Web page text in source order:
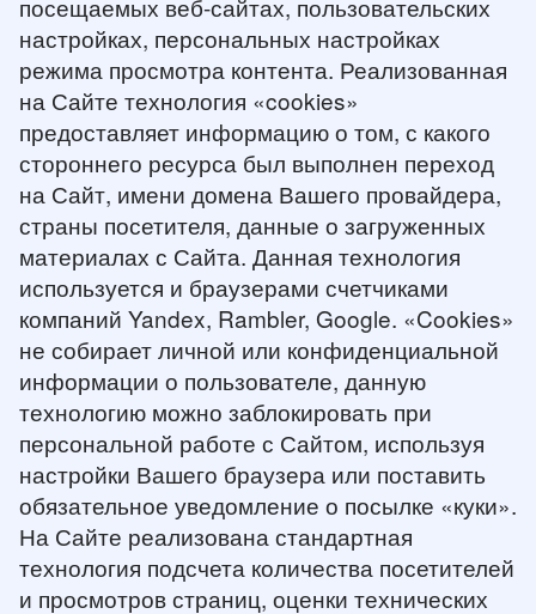
посещаемых веб-сайтах, пользовательских
настройках, персональных настройках
режима просмотра контента. Реализованная
на Сайте технология «cookies»
предоставляет информацию о том, с какого
стороннего ресурса был выполнен переход
на Сайт, имени домена Вашего провайдера,
страны посетителя, данные о загруженных
материалах с Сайта. Данная технология
используется и браузерами счетчиками
компаний Yandex, Rambler, Google. «Cookies»
не собирает личной или конфиденциальной
информации о пользователе, данную
технологию можно заблокировать при
персональной работе с Сайтом, используя
настройки Вашего браузера или поставить
обязательное уведомление о посылке «куки».
На Сайте реализована стандартная
технология подсчета количества посетителей
и просмотров страниц, оценки технических